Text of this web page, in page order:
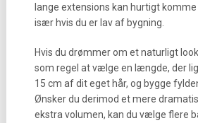
lange extensions kan hurtigt
især hvis du er lav af bygning.
Hvis du drømmer om et naturligt
som regel at vælge en længde, der
15 cm af dit eget hår, og bygge
Ønsker du derimod et mere
ekstra volumen, kan du vælge flere